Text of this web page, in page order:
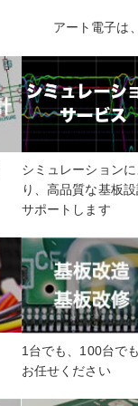
アート電子は
シミュレーションに
り、高品質な基板
サポートします
1台でも、100台でも
お任せください